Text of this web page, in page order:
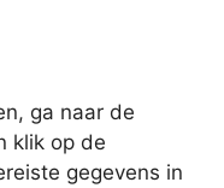
ga naar de
klik op de
gegevens in